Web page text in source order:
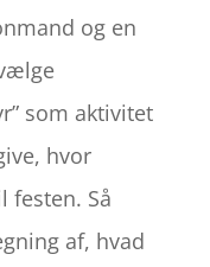
og en
som aktivitet
hvor
festen. Så
af, hvad